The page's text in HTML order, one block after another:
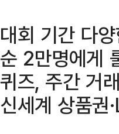
대회 기간 다
순 2만명에게
퀴즈, 주간 거
신세계 상품권